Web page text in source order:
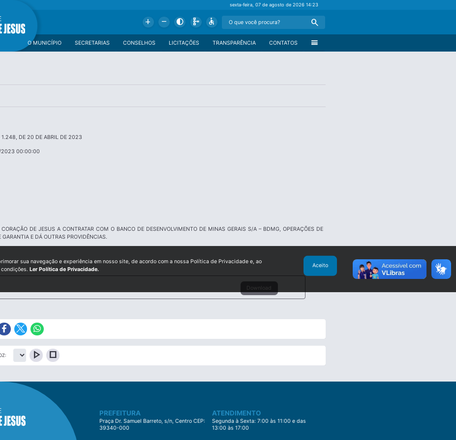
sexta-feira, 07 de agosto de 202614:23
Add Remove Contrast Schema Accessible Search
menu
CONTATOS
TRANSPARÊNCIA
LICITAÇÕES
CONSELHOS
SECRETARIAS
O MUNICÍPIO
1.248, DE 20 DE ABRIL DE 2023
00:00:00
DE JESUS A CONTRATAR COM O BANCO DE DESENVOLVIMENTO DE MINAS GERAIS S/A – BDMG, OPERAÇÕES DE
E DÁ OUTRAS PROVIDÊNCIAS.
Download
play_arrow stop
PREFEITURA
Praça Dr. Samuel Barreto, s/n, Centro CEP:
39340-000
ATENDIMENTO
Segunda à Sexta: 7:00 às 11:00 e das
13:00 às 17:00
sua navegação e experiência em nosso site, de acordo com a nossa Política de Privacidade e, ao
Ler Política de Privacidade.
Aceito